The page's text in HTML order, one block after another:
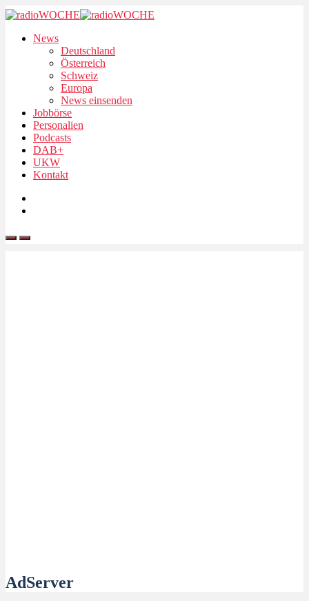
News
Deutschland
Österreich
Schweiz
Europa
News einsenden
Jobbörse
Personalien
Podcasts
DAB+
UKW
Kontakt
AdServer